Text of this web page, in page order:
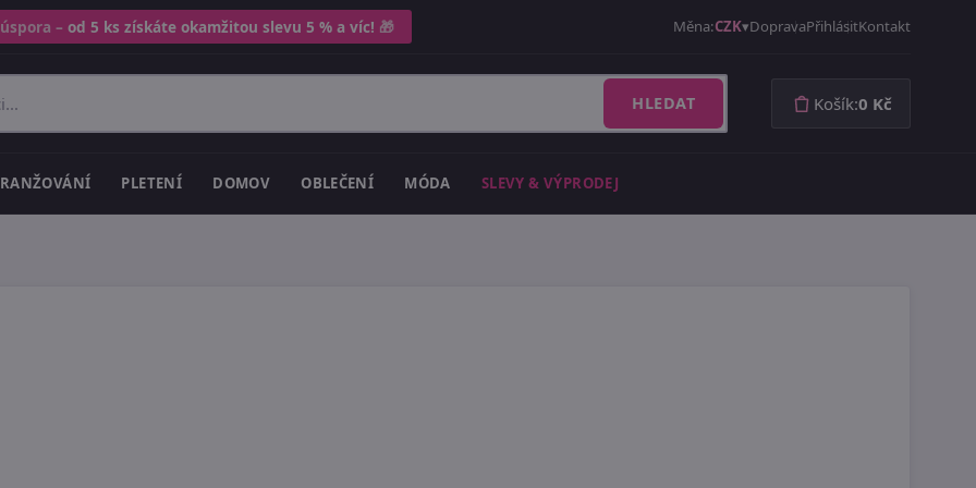
– od 5 ks získáte okamžitou slevu 5 % a víc! 🎁 Měna:CZK DopravaPřihlásitKontakt
HLEDAT Košík:0 Kč
PLETENÍ DOMOV OBLEČENÍ MÓDA SLEVY & VÝPRODEJ